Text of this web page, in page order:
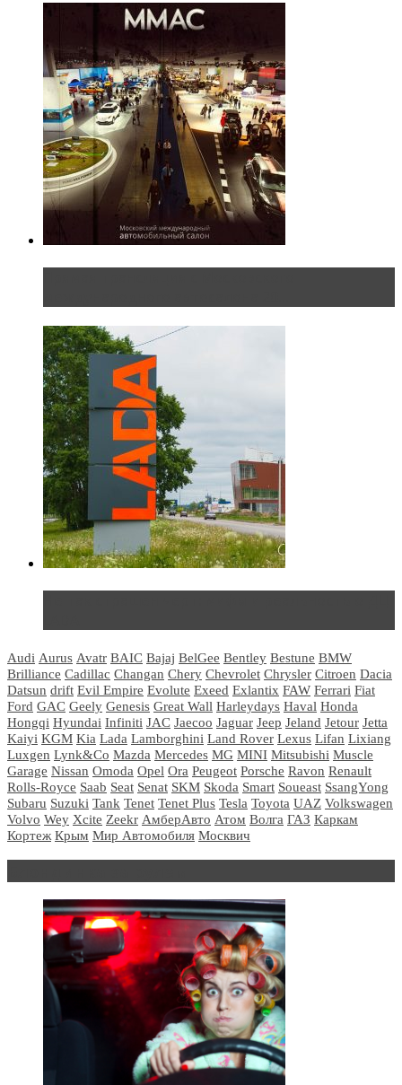
Audi Aurus Avatr BAIC Bajaj BelGee Bentley Bestune BMW
Brilliance Cadillac Changan Chery Chevrolet Chrysler Citroen Dacia
Datsun drift Evil Empire Evolute Exeed Exlantix FAW Ferrari Fiat
Ford GAC Geely Genesis Great Wall Harleydays Haval Honda
Hongqi Hyundai Infiniti JAC Jaecoo Jaguar Jeep Jeland Jetour Jetta
Kaiyi KGM Kia Lada Lamborghini Land Rover Lexus Lifan Lixiang
Luxgen Lynk&Co Mazda Mercedes MG MINI Mitsubishi Muscle
Garage Nissan Omoda Opel Ora Peugeot Porsche Ravon Renault
Rolls-Royce Saab Seat Senat SKM Skoda Smart Soueast SsangYong
Subaru Suzuki Tank Tenet Tenet Plus Tesla Toyota UAZ Volkswagen
Volvo Wey Xcite Zeekr АмберАвто Атом Волга ГАЗ Каркам
Кортеж Крым Мир Автомобиля Москвич